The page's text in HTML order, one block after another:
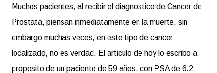
Muchos pacientes, al recibir el diagnostico de Cancer de
Prostata, piensan inmediatamente en la muerte, sin
embargo muchas veces, en este tipo de cancer
localizado, no es verdad. El articulo de hoy lo escribo a
proposito de un paciente de 59 años, con PSA de 6.2